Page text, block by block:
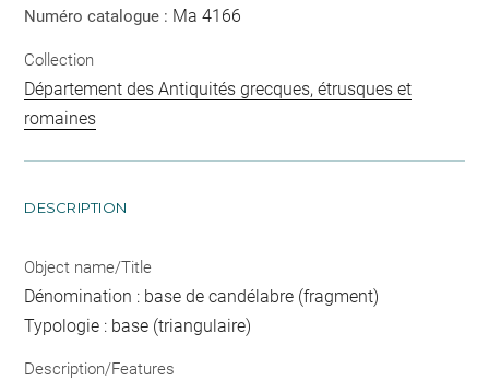
Numéro catalogue : Ma 4166
Collection
Département des Antiquités grecques, étrusques et
romaines
DESCRIPTION
Object name/Title
Dénomination : base de candélabre (fragment)
Typologie : base (triangulaire)
Description/Features